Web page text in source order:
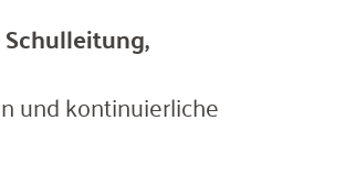
Schulleitung,
und kontinuierliche